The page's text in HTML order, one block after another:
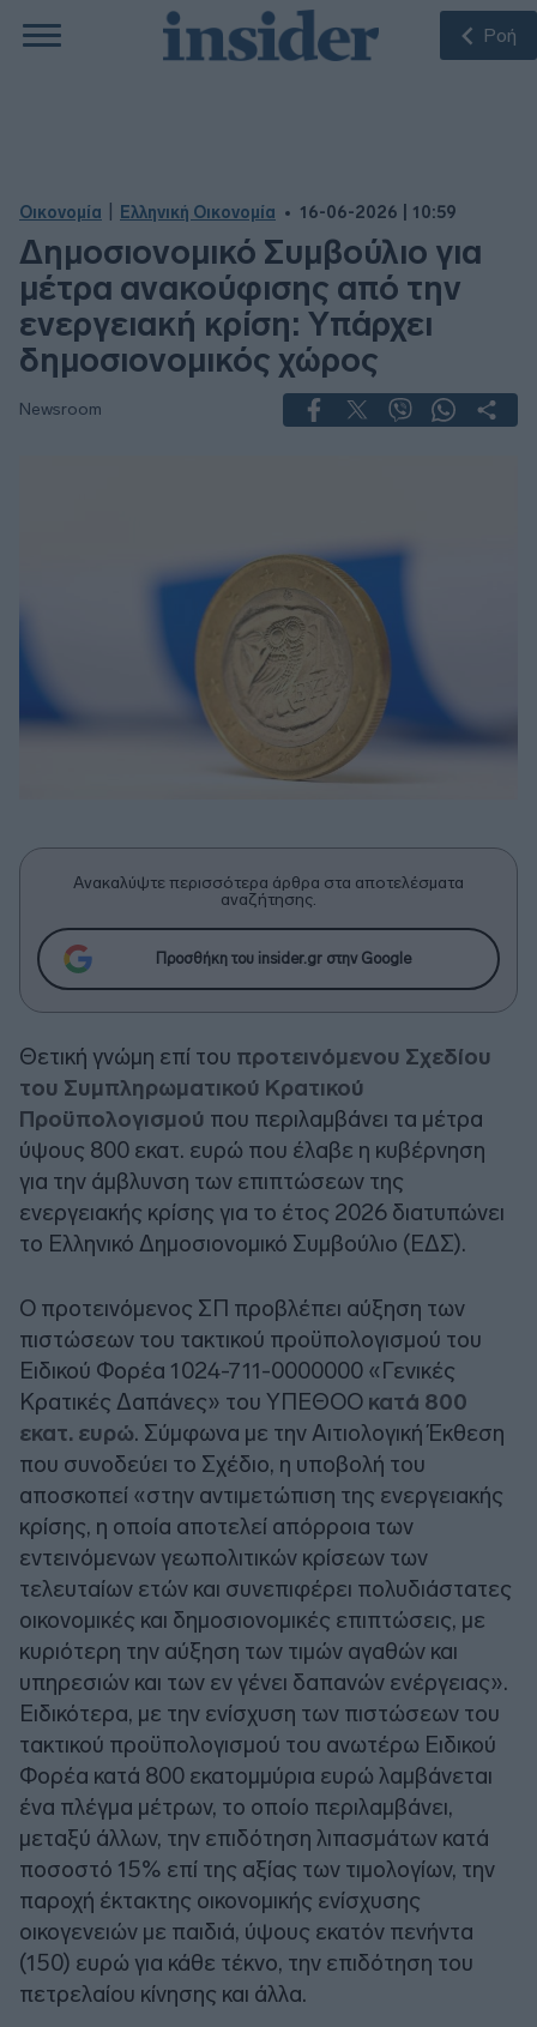
Ροή
Οικονομία Ελληνική Οικονομία 16-06-2026 | 10:59
Δημοσιονομικό Συμβούλιο για
μέτρα ανακούφισης από την
ενεργειακή κρίση: Υπάρχει
δημοσιονομικός χώρος
Newsroom
Ανακαλύψτε περισσότερα άρθρα στα αποτελέσματα
αναζήτησης.
Προσθήκη του insider.gr στην Google
Θετική γνώμη επί του προτεινόμενου Σχεδίου
του Συμπληρωματικού Κρατικού
Προϋπολογισμού που περιλαμβάνει τα μέτρα
ύψους 800 εκατ. ευρώ που έλαβε η κυβέρνηση
για την άμβλυνση των επιπτώσεων της
ενεργειακής κρίσης για το έτος 2026 διατυπώνει
το Ελληνικό Δημοσιονομικό Συμβούλιο (ΕΔΣ).
Ο προτεινόμενος ΣΠ προβλέπει αύξηση των
πιστώσεων του τακτικού προϋπολογισμού του
Ειδικού Φορέα 1024-711-0000000 «Γενικές
Κρατικές Δαπάνες» του ΥΠΕΘΟΟ κατά 800
εκατ. ευρώ. Σύμφωνα με την Αιτιολογική Έκθεση
που συνοδεύει το Σχέδιο, η υποβολή του
αποσκοπεί «στην αντιμετώπιση της ενεργειακής
κρίσης, η οποία αποτελεί απόρροια των
εντεινόμενων γεωπολιτικών κρίσεων των
τελευταίων ετών και συνεπιφέρει πολυδιάστατες
οικονομικές και δημοσιονομικές επιπτώσεις, με
κυριότερη την αύξηση των τιμών αγαθών και
υπηρεσιών και των εν γένει δαπανών ενέργειας».
Ειδικότερα, με την ενίσχυση των πιστώσεων του
τακτικού προϋπολογισμού του ανωτέρω Ειδικού
Φορέα κατά 800 εκατομμύρια ευρώ λαμβάνεται
ένα πλέγμα μέτρων, το οποίο περιλαμβάνει,
μεταξύ άλλων, την επιδότηση λιπασμάτων κατά
ποσοστό 15% επί της αξίας των τιμολογίων, την
παροχή έκτακτης οικονομικής ενίσχυσης
οικογενειών με παιδιά, ύψους εκατόν πενήντα
(150) ευρώ για κάθε τέκνο, την επιδότηση του
πετρελαίου κίνησης και άλλα.